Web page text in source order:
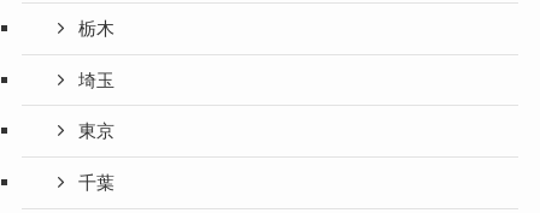
栃木
埼玉
東京
千葉